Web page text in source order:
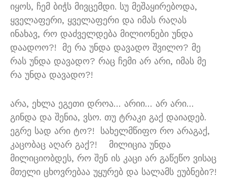
იყოს, ჩემ ბიჭს მივცემდი. სუ მეშაყირებოდა,
ყველაფერი, ყველაფერი და იმას რაღას
ინახავ, რო დაძველდება მილიონები უნდა
დაადოო?! მე რა უნდა დავადო შვილო? მე
რას უნდა დავადო? რაც ჩემი არ არი, იმას მე
რა უნდა დავადო?!
არა, ეხლა ეგეთი დროა… არიი… არ არი…
გინდა და შენია, ვსო. თუ ტრაკი გაქ დაიადებ.
ეგრე სად არი ტო?! სახელმწიფო რო არაგაქ,
კაცობაც აღარ გაქ?!
მილიცია უნდა
მილიციობდეს, რო შენ ის კაცი არ გაწეწო ვისაც
მთელი ცხოვრებაა უყურებ და სალამს ეუბნები?!